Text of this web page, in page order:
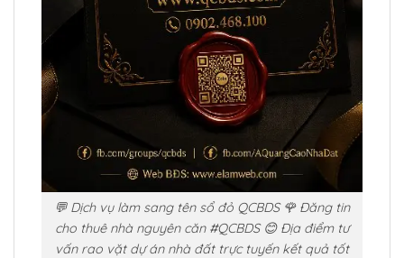
💬 Dịch vụ làm sang tên sổ đỏ QCBDS 🌹 Đăng tin
cho thuê nhà nguyên căn #QCBDS 😊 Địa điểm tư
vấn rao vặt dự án nhà đất trực tuyến kết quả tốt